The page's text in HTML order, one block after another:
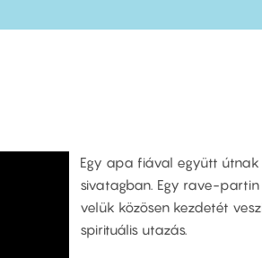
Egy apa fiával együtt
sivatagban. Egy rave-
velük közösen kezdetét
spirituális utazás.